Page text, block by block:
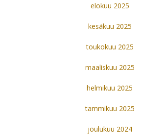
elokuu 2025
kesäkuu 2025
toukokuu 2025
maaliskuu 2025
helmikuu 2025
tammikuu 2025
joulukuu 2024